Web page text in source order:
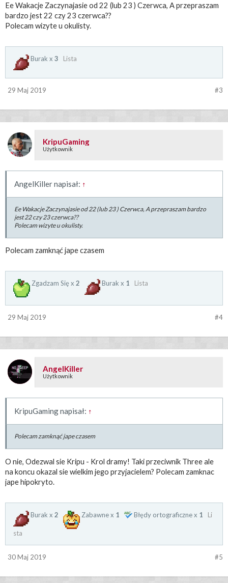
Ee Wakacje Zaczynajasie od 22 (lub 23 ) Czerwca, A przepraszam
bardzo jest 22 czy 23 czerwca??
Polecam wizyte u okulisty.
Burak x 3 Lista
#3
29 Maj 2019
KripuGaming
Użytkownik
AngelKiller napisał: ↑
Ee Wakacje Zaczynajasie od 22 (lub 23 ) Czerwca, A przepraszam bardzo
jest 22 czy 23 czerwca??
Polecam wizyte u okulisty.
Polecam zamknąć jape czasem
Zgadzam Się x 2 Burak x 1 Lista
#4
29 Maj 2019
AngelKiller
Użytkownik
KripuGaming napisał: ↑
Polecam zamknąć jape czasem
O nie, Odezwal sie Kripu - Krol dramy! Taki przeciwnik Three ale
na koncu okazal sie wielkim jego przyjacielem? Polecam zamknac
jape hipokryto.
Burak x 2 Zabawne x 1 Błędy ortograficzne x 1 Li
sta
#5
30 Maj 2019